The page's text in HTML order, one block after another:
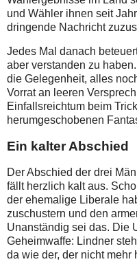
und Wähler ihnen seit
dringende Nachricht
Jedes Mal danach
aber verstanden zu
die Gelegenheit, alles
Vorrat an leeren
Einfallsreichtum beim
herumgeschobenen
Ein kalter Abschied
Der Abschied der drei
fällt herzlich kalt aus.
der ehemalige Liberale
zuschustern und den
Unanständig sei das. Die
Geheimwaffe: Lindner
da wie der, der nicht mehr